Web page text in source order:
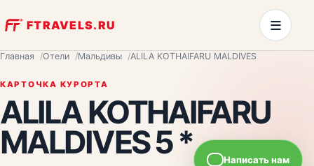
FTRAVELS.RU ≡
Главная Отели Мальдивы ALILA KOTHAIFARU MALDIVES
КАРТОЧКА КУРОРТА
ALILA KOTHAIFARU
MALDIVES 5 * Написать нам